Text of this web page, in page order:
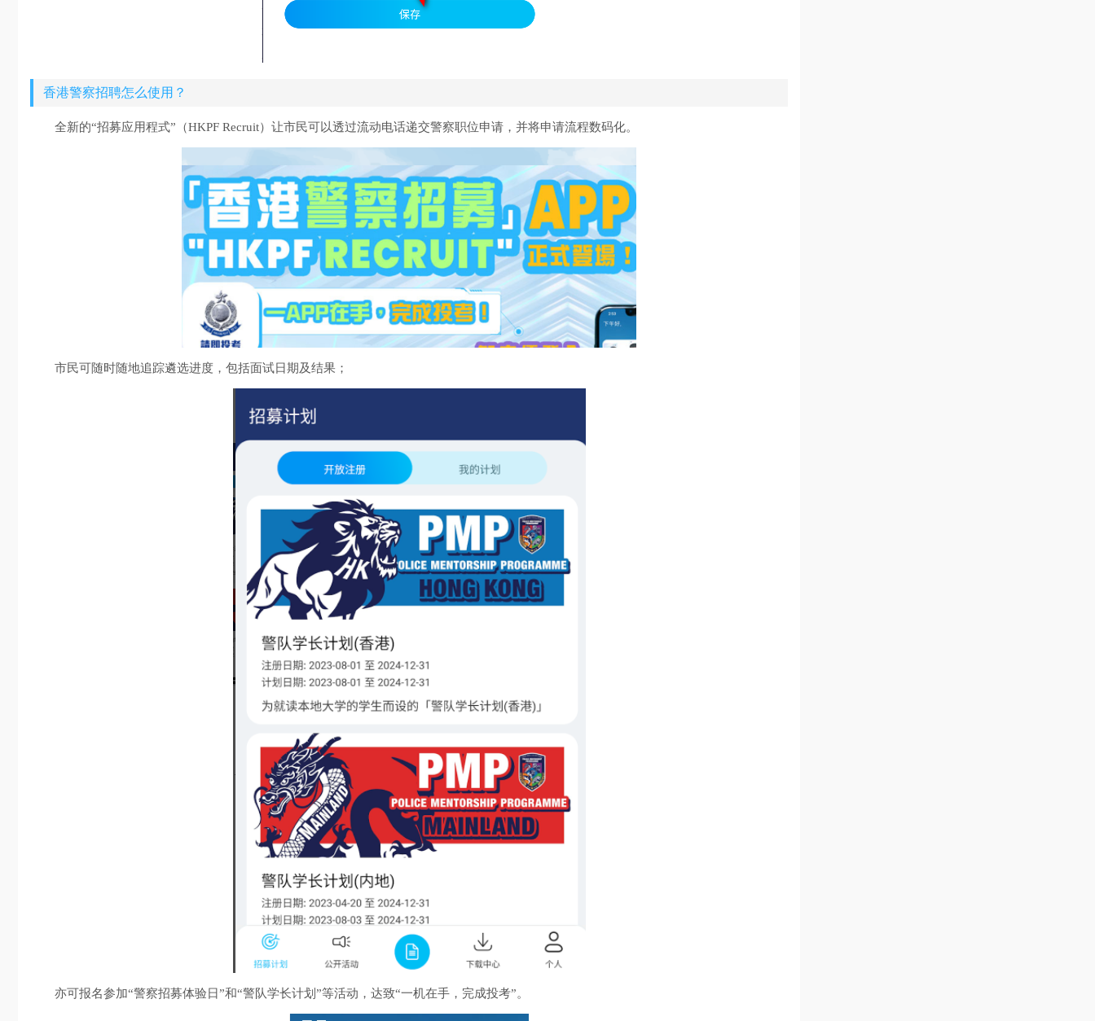
香港警察招聘怎么使用？
全新的“招募应用程式”（HKPF Recruit）让市民可以透过流动电话递交警察职位申请，并将申请流程数码化。
市民可随时随地追踪遴选进度，包括面试日期及结果；
亦可报名参加“警察招募体验日”和“警队学长计划”等活动，达致“一机在手，完成投考”。